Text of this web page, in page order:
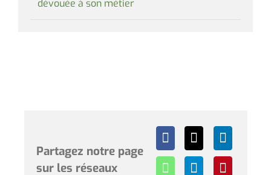
dévouée à son métier
Partagez notre page
sur les réseaux